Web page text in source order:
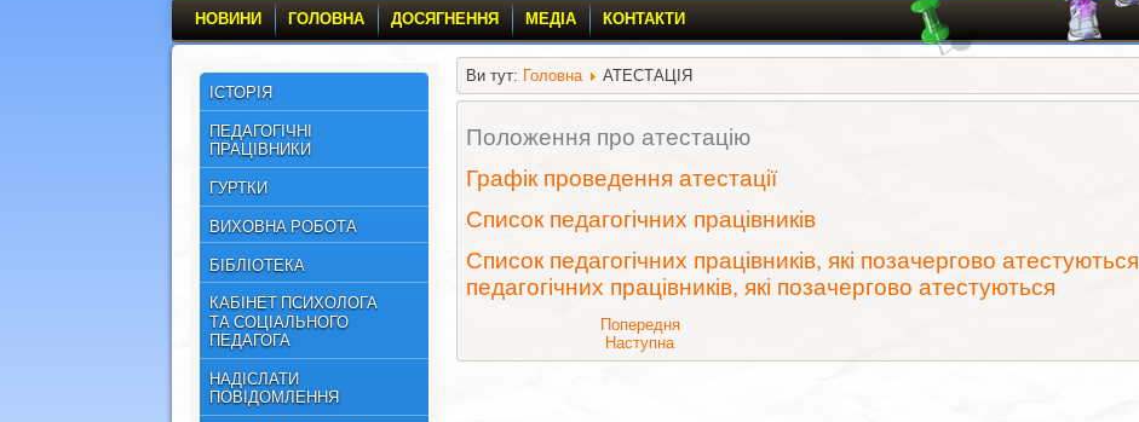
НОВИНИ ГОЛОВНА ДОСЯГНЕННЯ МЕДІА КОНТАКТИ
ІСТОРІЯ
ПЕДАГОГІЧНІ
ПРАЦІВНИКИ
ГУРТКИ
ВИХОВНА РОБОТА
БІБЛІОТЕКА
КАБІНЕТ ПСИХОЛОГА
ТА СОЦІАЛЬНОГО
ПЕДАГОГА
НАДІСЛАТИ
ПОВІДОМЛЕННЯ
Ви тут: Головна АТЕСТАЦІЯ
Положення про атестацію
Графік проведення атестації
Список педагогічних працівників
Список педагогічних працівників, які позачергово атестуються
педагогічних працівників, які позачергово атестуються
Попередня
Наступна